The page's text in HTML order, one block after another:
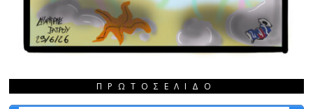
ΠΡΩΤΟΣΈΛΙΔΟ